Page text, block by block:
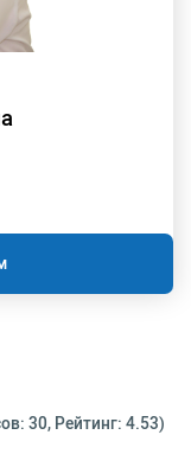
30, Рейтинг: 4.53)